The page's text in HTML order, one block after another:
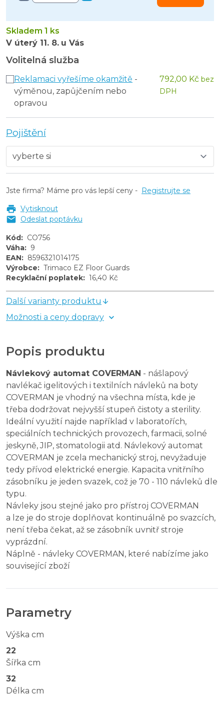
Skladem 1 ks
V úterý 11. 8. u Vás
Volitelná služba
Reklamaci vyřešíme okamžitě -
výměnou, zapůjčením nebo
opravou
792,00 Kč bez
DPH
Pojištění
Jste firma? Máme pro vás lepší ceny - Registrujte se
Vytisknout
Odeslat poptávku
Kód: CO756
Váha: 9
EAN: 8596321014175
Výrobce: Trimaco EZ Floor Guards
Recyklační poplatek: 16,40 Kč
Další varianty produktu
Možnosti a ceny dopravy
Popis produktu
Návlekový automat COVERMAN - nášlapový
navlékač igelitových i textilních návleků na boty
COVERMAN je vhodný na všechna místa, kde je
třeba dodržovat nejvyšší stupeň čistoty a sterility.
Ideální využití najde například v laboratořích,
speciálních technických provozech, farmacii, solné
jeskyně, JIP, stomatologii atd. Návlekový automat
COVERMAN je zcela mechanický stroj, nevyžaduje
tedy přívod elektrické energie. Kapacita vnitřního
zásobníku je jeden svazek, což je 70 - 110 návleků dle
typu.
Návleky jsou stejné jako pro přístroj COVERMAN
a lze je do stroje doplňovat kontinuálně po svazcích,
není třeba čekat, až se zásobník uvnitř stroje
vyprázdní.
Náplně - návleky COVERMAN, které nabízíme jako
související zboží
Parametry
Výška cm
22
Šířka cm
32
Délka cm